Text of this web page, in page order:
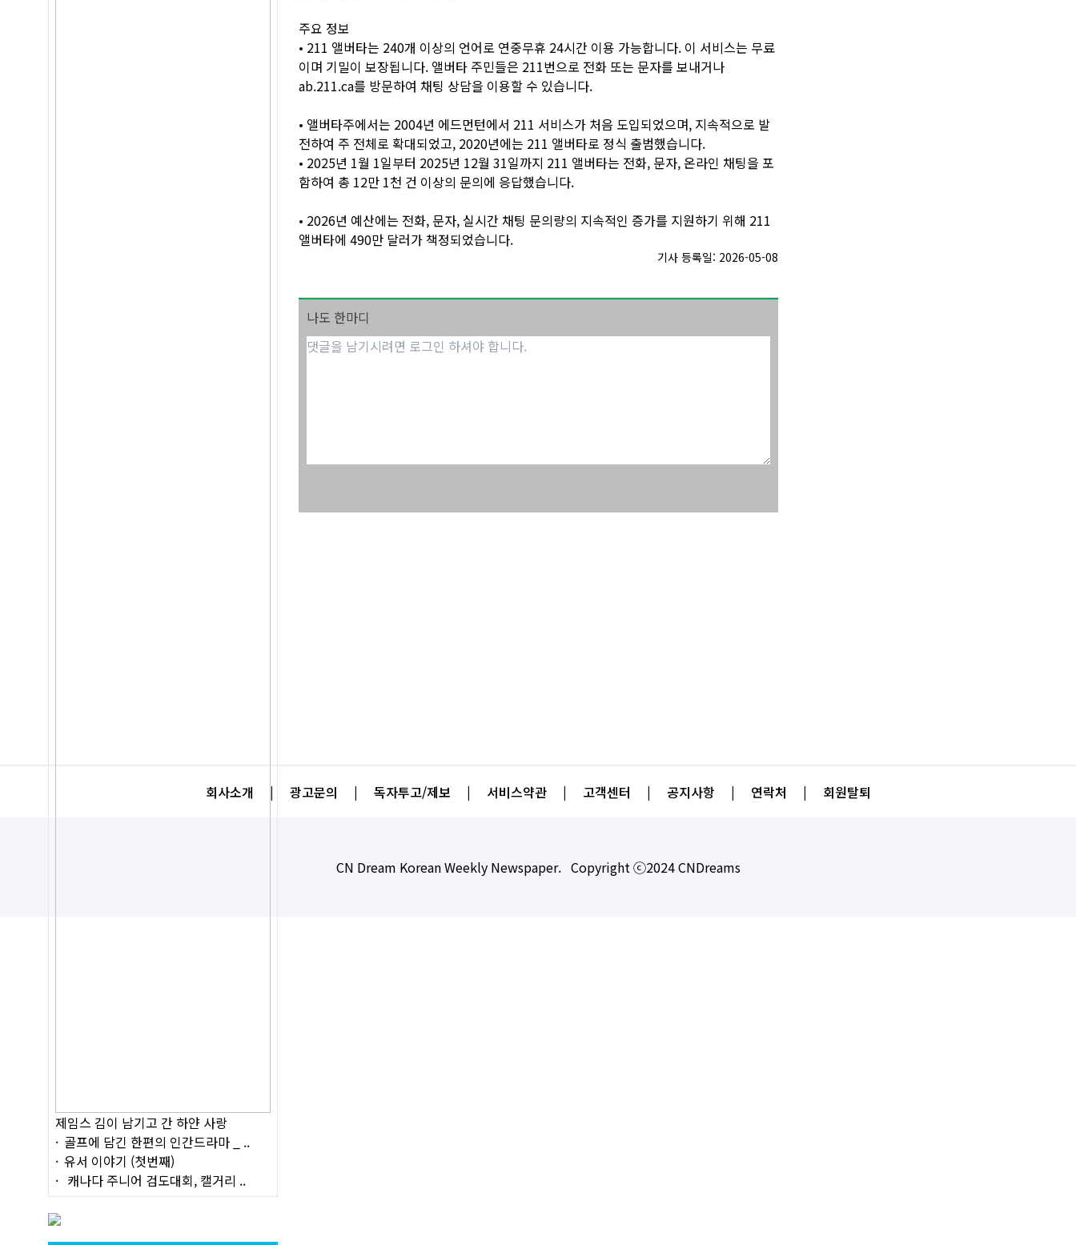
제임스 김이 남기고 간 하얀 사랑
골프에 담긴 한편의 인간드라마 _ ..
유서 이야기 (첫번째)
캐나다 주니어 검도대회, 캘거리 ..
주요 정보
• 211 앨버타는 240개 이상의 언어로 연중무휴 24시간 이용 가능합니다. 이 서비스는 무료
이며 기밀이 보장됩니다. 앨버타 주민들은 211번으로 전화 또는 문자를 보내거나
ab.211.ca를 방문하여 채팅 상담을 이용할 수 있습니다.
• 앨버타주에서는 2004년 에드먼턴에서 211 서비스가 처음 도입되었으며, 지속적으로 발
전하여 주 전체로 확대되었고, 2020년에는 211 앨버타로 정식 출범했습니다.
• 2025년 1월 1일부터 2025년 12월 31일까지 211 앨버타는 전화, 문자, 온라인 채팅을 포
함하여 총 12만 1천 건 이상의 문의에 응답했습니다.
• 2026년 예산에는 전화, 문자, 실시간 채팅 문의량의 지속적인 증가를 지원하기 위해 211
앨버타에 490만 달러가 책정되었습니다.
기사 등록일: 2026-05-08
나도 한마디
회사소개 | 광고문의 | 독자투고/제보 | 서비스약관 | 고객센터 | 공지사항 | 연락처 | 회원탈퇴
CN Dream Korean Weekly Newspaper. Copyright ⓒ2024 CNDreams